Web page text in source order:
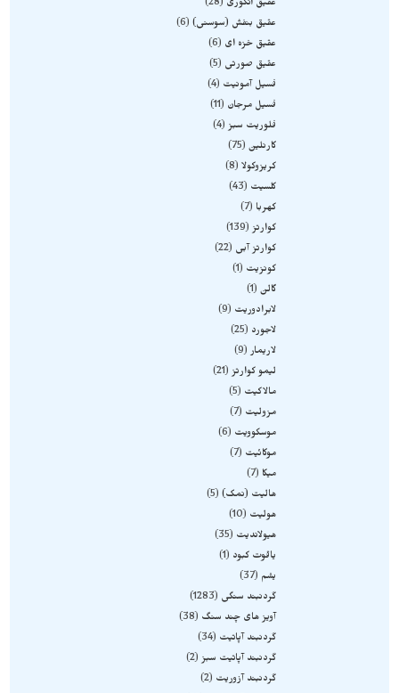
عقیق انگوری
28
عقیق بنفش (سوسنی) 6
عقیق خزه ای
6
عقیق صورتی
5
فسیل آمونیت
4
فسیل مرجان
11
فلوریت سبز 4
کارنلین 75
کریزوکولا 8
کلسیت
43
کهربا
7
کوارتز 139
کوارتز آبی
22
کونزیت
1
گالن 1
لابرادوریت
9
لاجورد
25
لاریمار 9
لیمو کوارتز 21
مالاکیت
5
مزولیت
7
موسکوویت
6
موکائیت
7
میکا
7
هالیت (نمک) 5
هولیت
10
هیولاندیت
35
یاقوت کبود
1
یشم
37
گردنبند سنگی
1283
آویز های چند سنگ
38
گردنبند آپاتیت
34
گردنبند آپاتیت سبز 2
گردنبند آزوریت
2